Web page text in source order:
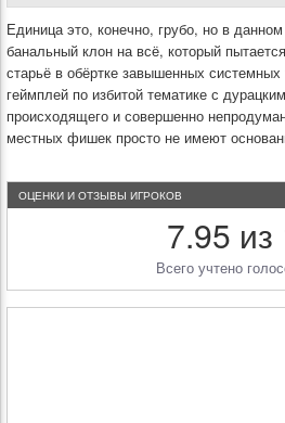
Единица это, конечно, грубо, но в
банальный клон на всё, который
старьё в обёртке завышенных
геймплей по избитой тематике с
происходящего и совершенно
местных фишек просто не имеют
ОЦЕНКИ И ОТЗЫВЫ ИГРОКОВ
7.95 из
Всего учтено